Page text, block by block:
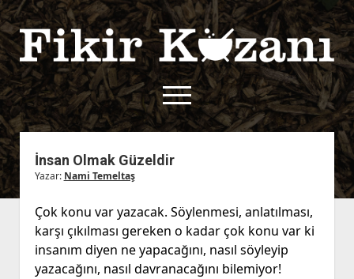
Fikir
Kazanı
menüyü
aç
twitterfacebook
rss
aç
Kullanım Koşulları
Gizlilik Politikası
Çerez Politikası
Kurallar
Başvuru
İnsan Olmak Güzeldir
Yazar: Nami Temeltaş
Çok konu var yazacak. Söylenmesi, anlatılması,
karşı çıkılması gereken o kadar çok konu var ki
insanım diyen ne yapacağını, nasıl söyleyip
yazacağını, nasıl davranacağını bilemiyor!